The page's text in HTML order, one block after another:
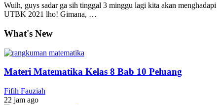
Wuih, guys sadar ga sih tinggal 3 minggu lagi kita akan menghadapi
UTBK 2021 lho! Gimana, …
What's New
Materi Matematika Kelas 8 Bab 10 Peluang
Fifih Fauziah
22 jam ago